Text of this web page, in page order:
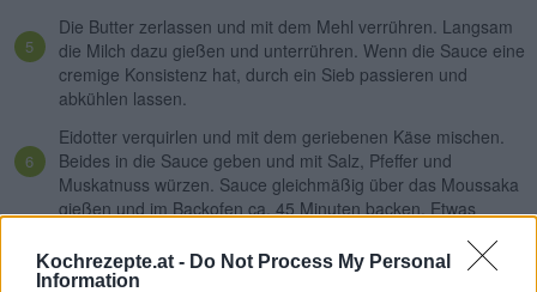
Kochrezepte.at - Do Not Process My Personal
Information
Die Butter zerlassen und mit dem Mehl verrühren. Langsam
die Milch dazu gießen und unterrühren. Wenn die Sauce eine
cremige Konsistenz hat, durch ein Sieb passieren und
abkühlen lassen.
Eidotter verquirlen und mit dem geriebenen Käse mischen.
Beides in die Sauce geben und mit Salz, Pfeffer und
Muskatnuss würzen. Sauce gleichmäßig über das Moussaka
gießen und im Backofen ca. 45 Minuten backen. Etwas